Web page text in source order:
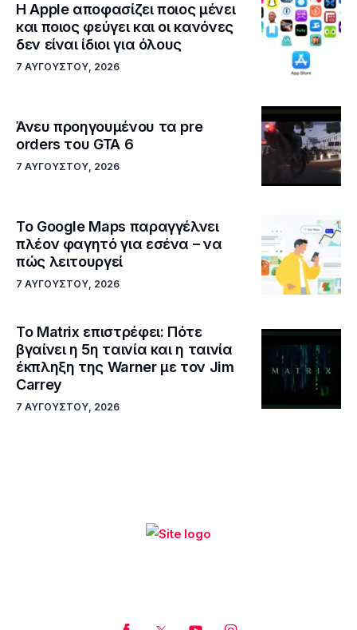
Η Apple αποφασίζει ποιος μένει
και ποιος φεύγει και οι κανόνες
δεν είναι ίδιοι για όλους
7 ΑΥΓΟΎΣΤΟΥ, 2026
Άνευ προηγουμένου τα pre
orders του GTA 6
7 ΑΥΓΟΎΣΤΟΥ, 2026
Το Google Maps παραγγέλνει
πλέον φαγητό για εσένα – να
πώς λειτουργεί
7 ΑΥΓΟΎΣΤΟΥ, 2026
Το Matrix επιστρέφει: Πότε
βγαίνει η 5η ταινία και η ταινία
έκπληξη της Warner με τον Jim
Carrey
7 ΑΥΓΟΎΣΤΟΥ, 2026